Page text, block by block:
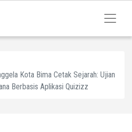
Kota Bima Cetak Sejarah: Ujian
Berbasis Aplikasi Quizizz